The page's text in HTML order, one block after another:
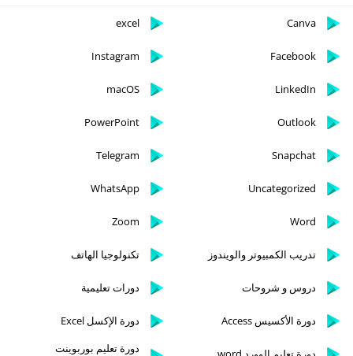
Canva
excel
Facebook
Instagram
LinkedIn
macOS
Outlook
PowerPoint
Snapchat
Telegram
Uncategorized
WhatsApp
Word
Zoom
تدريب الكمبيوتر والويندوز تكنولوجيا الهاتف
دروس و شروحات دورات تعليمية
دورة الأكسيس Access دورة الإكسل Excel
دورة تعليم بوربوينت